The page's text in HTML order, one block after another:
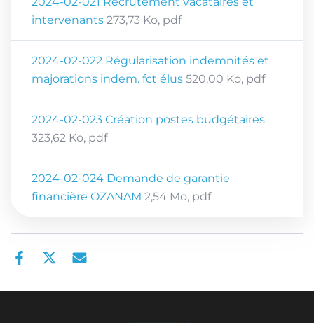
intervenants 273,73 Ko, pdf
2024-02-022 Régularisation indemnités et
majorations indem. fct élus 520,00 Ko, pdf
2024-02-023 Création postes budgétaires
323,62 Ko, pdf
2024-02-024 Demande de garantie
financière OZANAM 2,54 Mo, pdf